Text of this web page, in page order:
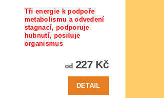
Tři energie k podpoře
metabolismu a odvedení
stagnací, podporuje
hubnutí, posiluje
organismus
od 227 Kč
DETAIL